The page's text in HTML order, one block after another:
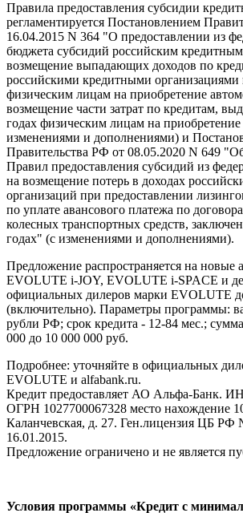
Правила предоставления субсидии
регламентируется Постановлением
16.04.2015 N 364 "О предоставлении из
бюджета субсидий российским
возмещение выпадающих доходов по
российскими кредитными организациями
физическим лицам на приобретение
возмещение части затрат по кредитам,
годах физическим лицам на
изменениями и дополнениями) и
Правительства РФ от 08.05.2020 N 649
Правил предоставления субсидий из
на возмещение потерь в доходах
организаций при предоставлении
по уплате авансового платежа по
колесных транспортных средств,
годах" (с изменениями и дополнениями).
Предложение распространяется на
EVOLUTE i-JOY, EVOLUTE i-SPACE и
официальных дилеров марки EVOLUTE
(включительно). Параметры программы:
рубли РФ; срок кредита - 12-84 мес.;
000 до 10 000 000 руб.
Подробнее: уточняйте в официальных
EVOLUTE и alfabank.ru.
Кредит предоставляет АО Альфа-Банк.
ОГРН 1027700067328 место нахождение
Каланчевская, д. 27. Ген.лицензия ЦБ РФ
16.01.2015.
Предложение ограничено и не является
Условия программы «Кредит с